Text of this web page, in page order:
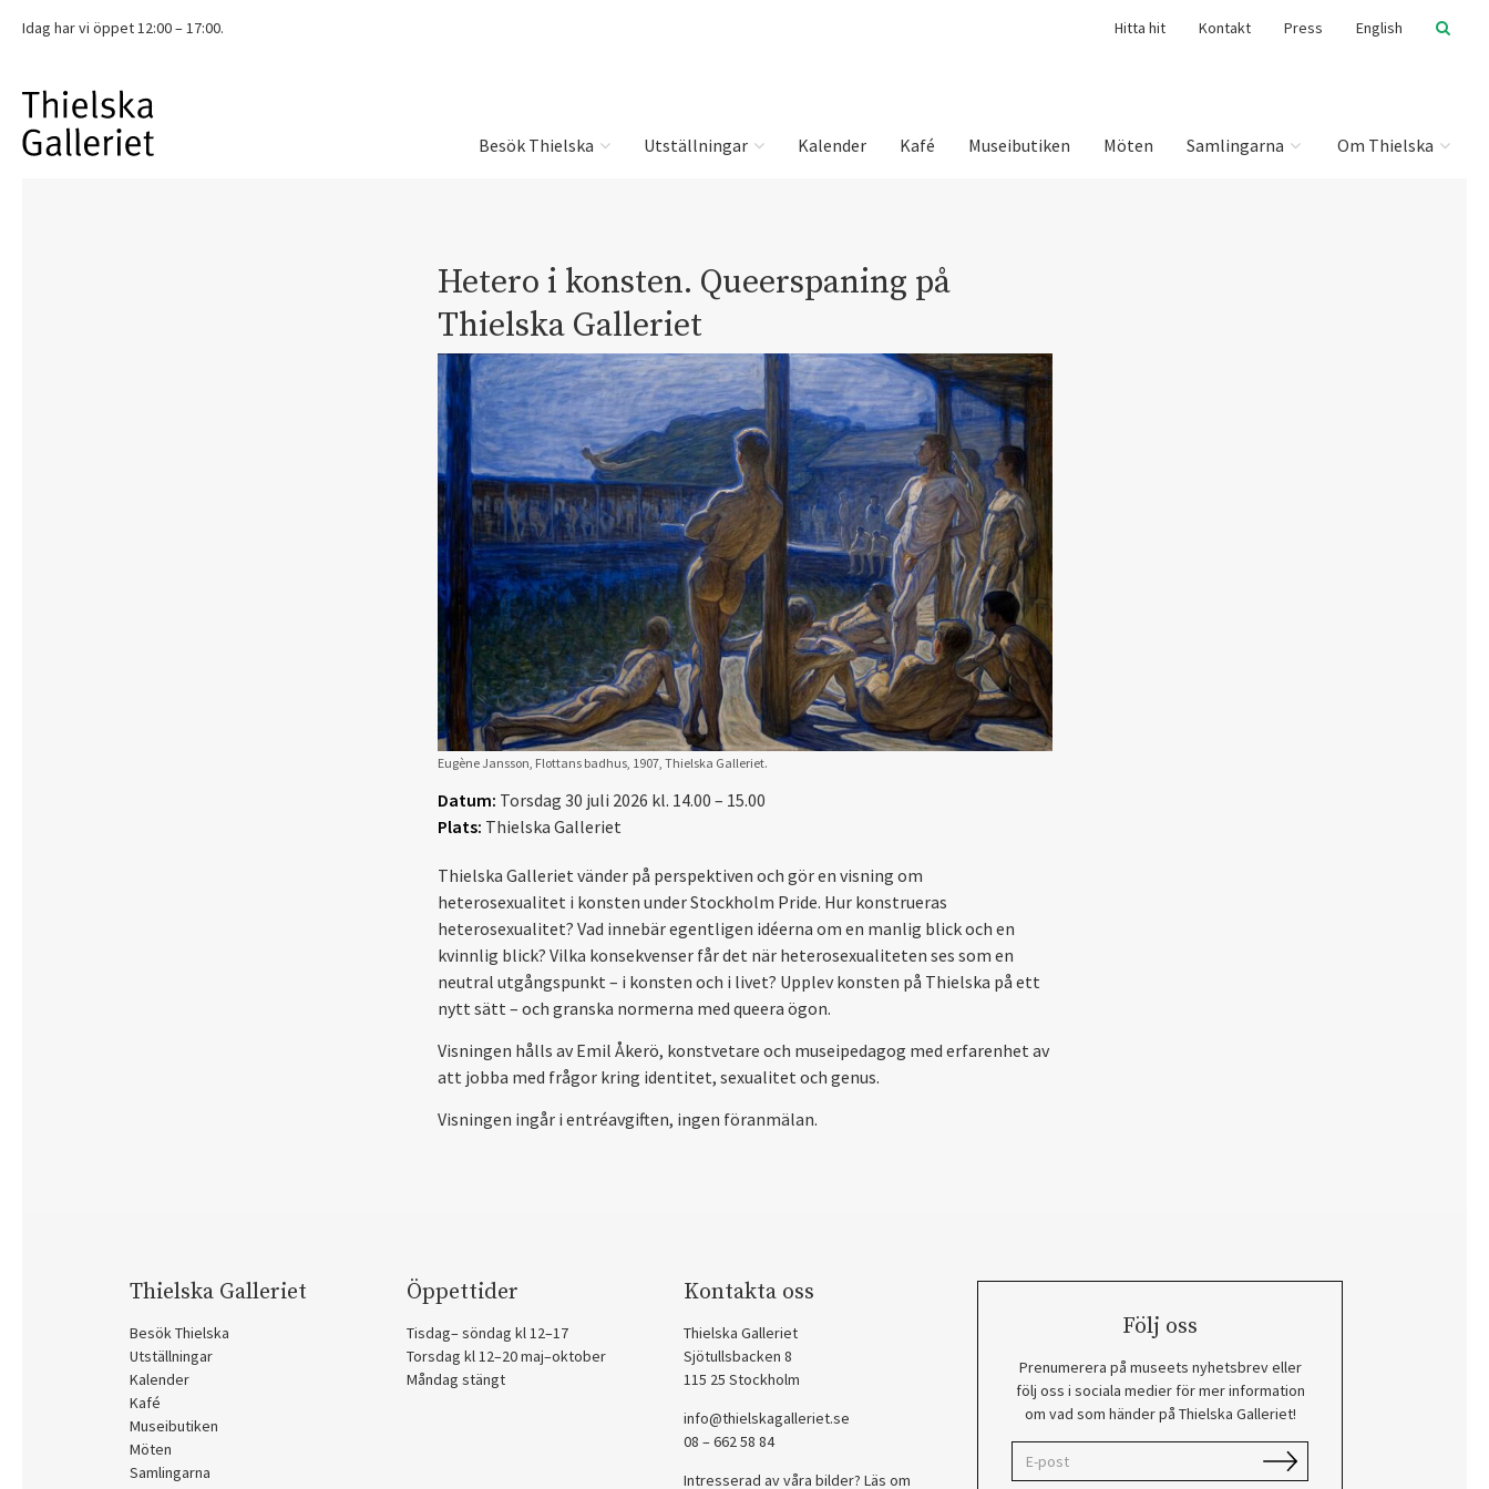
Idag har vi öppet 12:00 – 17:00. Hitta hit Kontakt Press English
Besök Thielska Utställningar Kalender Kafé Museibutiken Möten Samlingarna Om Thielska
Hetero i konsten. Queerspaning på
Thielska Galleriet
Eugène Jansson, Flottans badhus, 1907, Thielska Galleriet.
Datum: Torsdag 30 juli 2026 kl. 14.00 – 15.00
Plats: Thielska Galleriet
Thielska Galleriet vänder på perspektiven och gör en visning om
heterosexualitet i konsten under Stockholm Pride. Hur konstrueras
heterosexualitet? Vad innebär egentligen idéerna om en manlig blick och en
kvinnlig blick? Vilka konsekvenser får det när heterosexualiteten ses som en
neutral utgångspunkt – i konsten och i livet? Upplev konsten på Thielska på ett
nytt sätt – och granska normerna med queera ögon.
Visningen hålls av Emil Åkerö, konstvetare och museipedagog med erfarenhet av
att jobba med frågor kring identitet, sexualitet och genus.
Visningen ingår i entréavgiften, ingen föranmälan.
Thielska Galleriet
Besök Thielska
Utställningar
Kalender
Kafé
Museibutiken
Möten
Samlingarna
Öppettider
Tisdag– söndag kl 12–17
Torsdag kl 12–20 maj–oktober
Måndag stängt
Kontakta oss
Thielska Galleriet
Sjötullsbacken 8
115 25 Stockholm
info@thielskagalleriet.se
08 – 662 58 84
Intresserad av våra bilder? Läs om
Följ oss
Prenumerera på museets nyhetsbrev eller
följ oss i sociala medier för mer information
om vad som händer på Thielska Galleriet!